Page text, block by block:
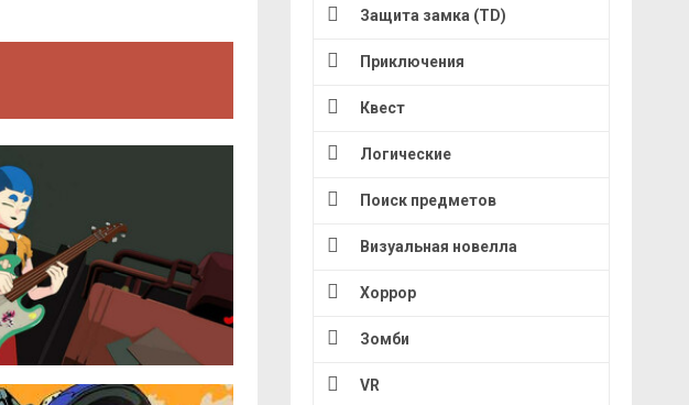
Защита замка (TD)
Приключения
Квест
Логические
Поиск предметов
Визуальная новелла
Хоррор
Зомби
VR